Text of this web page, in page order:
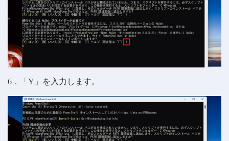
6．「Y」を入力します。